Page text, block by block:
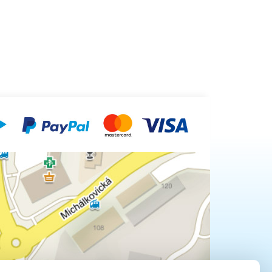
svar
jako
fóliový
reálné
volte
ke